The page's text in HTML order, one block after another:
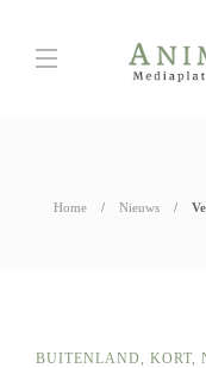
Home Nieuws
BUITENLAND, KORT,